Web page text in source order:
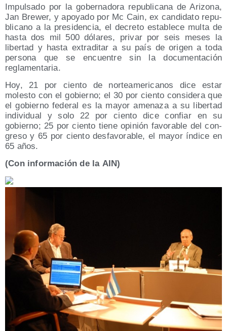
Impul­sa­do por la gober­na­do­ra repu­bli­ca­na de Ari­zo­na,
Jan Bre­wer, y apo­ya­do por Mc Cain, ex can­di­da­to repu­
bli­cano a la pre­si­den­cia, el decre­to esta­ble­ce mul­ta de
has­ta dos mil 500 dóla­res, pri­var por seis meses la
liber­tad y has­ta extra­di­tar a su país de ori­gen a toda
per­so­na que se encuen­tre sin la docu­men­ta­ción
reglamentaria.
Hoy, 21 por cien­to de nor­te­ame­ri­ca­nos dice estar
moles­to con el gobierno; el 30 por cien­to con­si­de­ra que
el gobierno fede­ral es la mayor ame­na­za a su liber­tad
indi­vi­dual y solo 22 por cien­to dice con­fiar en su
gobierno; 25 por cien­to tie­ne opi­nión favo­ra­ble del con­
gre­so y 65 por cien­to des­fa­vo­ra­ble, el mayor índi­ce en
65 años.
(Con infor­ma­ción de la AIN)